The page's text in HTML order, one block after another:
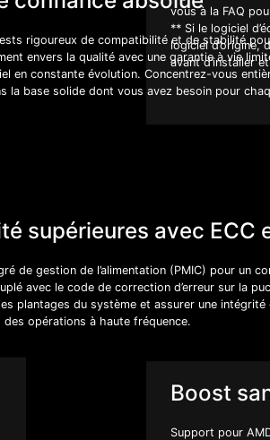
vous à la FAQ
** Si le logiciel
logiciel d’origine,
avant d’installer
rigoureux de compatibilité et de stabilité
envers la qualité avec une garantie à vie
en constante évolution. Concentrez-vous
la base solide dont vous avez besoin pour
supérieures avec ECC
de gestion de l’alimentation (PMIC) pour un
avec le code de correction d’erreur sur la
plantages du système et assurer une intégrité
des opérations à haute fréquence.
Boost
Support pour